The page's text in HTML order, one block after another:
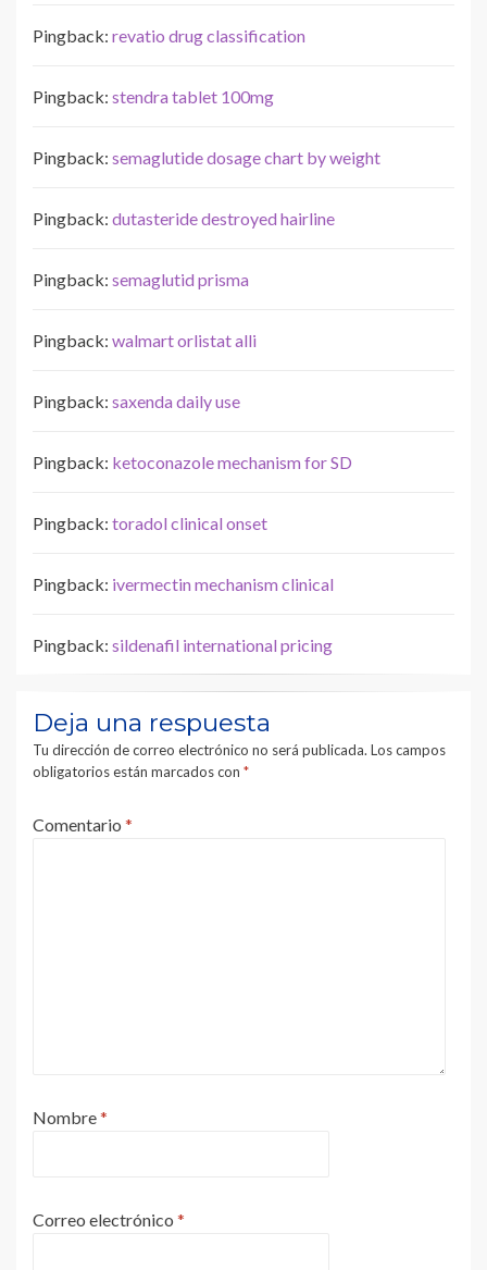
Pingback: revatio drug classification
Pingback: stendra tablet 100mg
Pingback: semaglutide dosage chart by weight
Pingback: dutasteride destroyed hairline
Pingback: semaglutid prisma
Pingback: walmart orlistat alli
Pingback: saxenda daily use
Pingback: ketoconazole mechanism for SD
Pingback: toradol clinical onset
Pingback: ivermectin mechanism clinical
Pingback: sildenafil international pricing
Deja una respuesta
Tu dirección de correo electrónico no será publicada. Los campos
obligatorios están marcados con *
Comentario *
Nombre*
Correo electrónico *